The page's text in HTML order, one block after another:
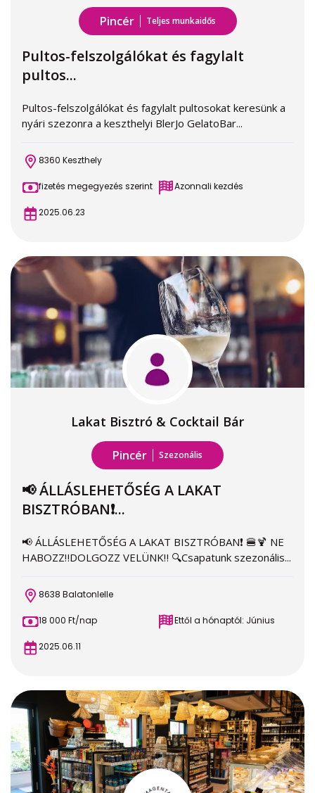
Pincér Teljes munkaidős
Pultos-felszolgálókat és fagylalt
pultos...
Pultos-felszolgálókat és fagylalt pultosokat keresünk a
nyári szezonra a keszthelyi BlerJo GelatoBar...
8360 Keszthely
fizetés megegyezés szerint Azonnali kezdés
2025.06.23
Lakat Bisztró & Cocktail Bár
Pincér Szezonális
📢 ÁLLÁSLEHETŐSÉG A LAKAT
BISZTRÓBAN❗️...
📢 ÁLLÁSLEHETŐSÉG A LAKAT BISZTRÓBAN❗️ 🍔🍹 NE
HABOZZ‼️DOLGOZZ VELÜNK‼️ 🔍Csapatunk szezonális...
8638 Balatonlelle
18 000 Ft/nap Ettől a hónaptól: Június
2025.06.11